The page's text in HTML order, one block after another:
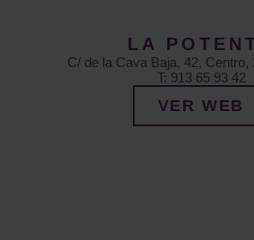
LA
C/ de la Cava Baja, 42, Centro,
T: 913 65 93 42
VER WEB